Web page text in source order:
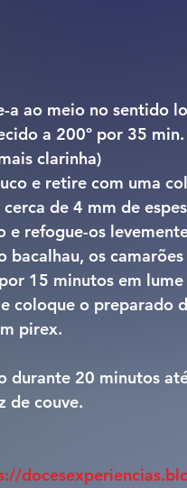
a ao meio no sentido
a 200º por 35
clarinha)
e retire com uma
de 4 mm de
e refogue-os
bacalhau, os
15 minutos em
coloque o preparado
pirex.
durante 20 minutos
de couve.